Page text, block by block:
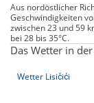
Aus nordöstlicher
Geschwindigkeiten
zwischen 23 und 59
bei 28 bis 35°C.
Das Wetter in
Wetter Lisičići